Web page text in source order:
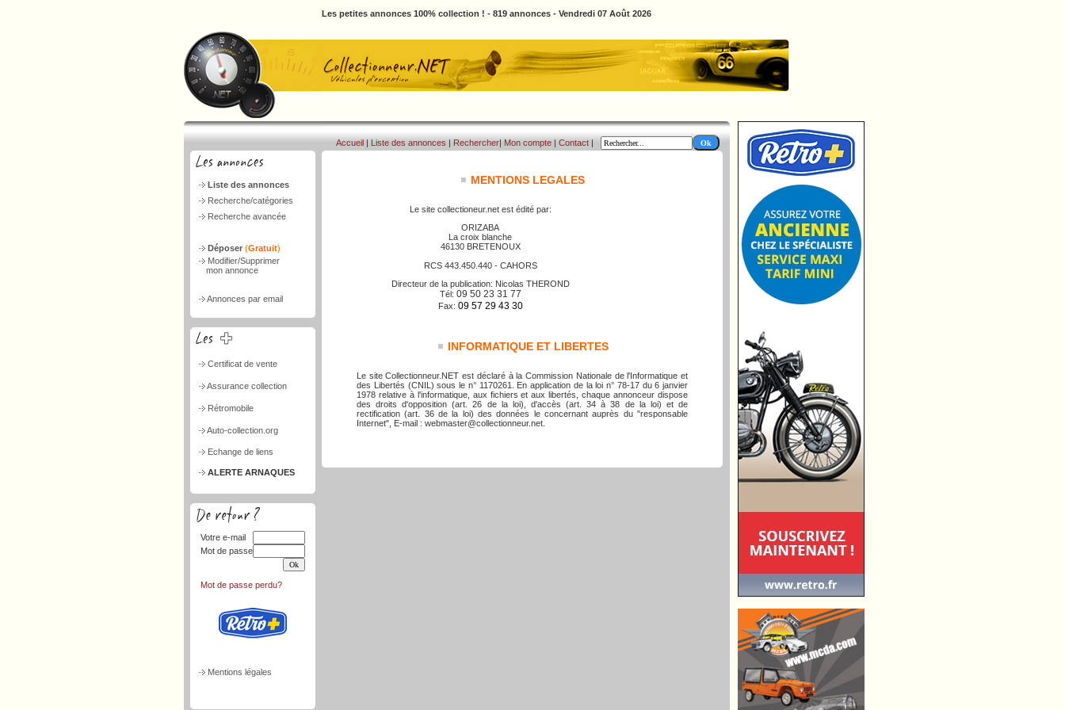
Les petites annonces 100% collection ! - 819 annonces - Vendredi 07 Août 2026
Liste des annonces
Recherche/catégories
Recherche avancée
Déposer (Gratuit)
Modifier/Supprimer
mon annonce
Annonces par email
Certificat de vente
Assurance collection
Rétromobile
Auto-collection.org
Echange de liens
ALERTE ARNAQUES
Votre e-mail
Mot de passe
Mot de passe perdu?
Mentions légales
Accueil | Liste des annonces | Rechercher| Mon compte | Contact |
MENTIONS LEGALES
Le site collectioneur.net est édité par:
ORIZABA
La croix blanche
46130 BRETENOUX
RCS 443.450.440 - CAHORS
Directeur de la publication: Nicolas THEROND
Tél: 09 50 23 31 77
Fax: 09 57 29 43 30
INFORMATIQUE ET LIBERTES
Le site Collectionneur.NET est déclaré à la Commission Nationale de l'Informatique et
des Libertés (CNIL) sous le n° 1170261. En application de la loi n° 78-17 du 6 janvier
1978 relative à l'informatique, aux fichiers et aux libertés, chaque annonceur dispose
des droits d'opposition (art. 26 de la loi), d'accès (art. 34 à 38 de la loi) et de
rectification (art. 36 de la loi) des données le concernant auprès du "responsable
Internet", E-mail : webmaster@collectionneur.net.